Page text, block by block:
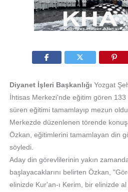
Diyanet İşleri Başkanlığı Yozgat
İhtisas Merkezi'nde eğitim gören 133
süren eğitimi tamamlayıp mezun oldu.
Merkezde düzenlenen törende
Özkan, eğitimlerini tamamlayan din
söyledi.
Aday din görevlilerinin yakın
başlayacaklarını belirten Özkan,
elinizde Kur'an-ı Kerim, bir elinizde